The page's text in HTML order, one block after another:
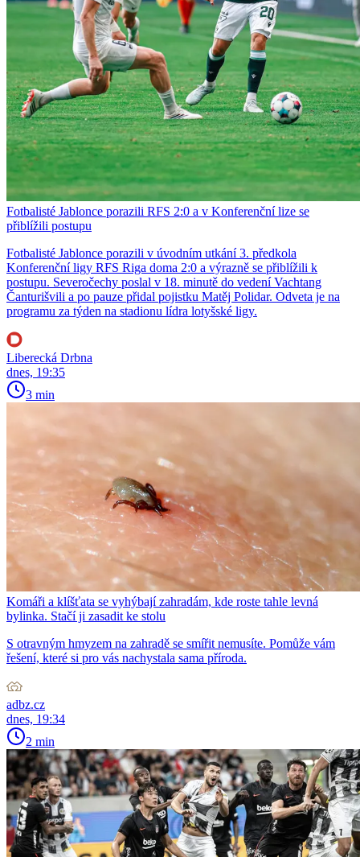
Fotbalisté Jablonce porazili RFS 2:0 a v Konferenční lize se
přiblížili postupu
Fotbalisté Jablonce porazili v úvodním utkání 3. předkola
Konferenční ligy RFS Riga doma 2:0 a výrazně se přiblížili k
postupu. Severočechy poslal v 18. minutě do vedení Vachtang
Čanturišvili a po pauze přidal pojistku Matěj Polidar. Odveta je na
programu za týden na stadionu lídra lotyšské ligy.
Liberecká Drbna
dnes, 19:35
3 min
Komáři a klíšťata se vyhýbají zahradám, kde roste tahle levná
bylinka. Stačí ji zasadit ke stolu
S otravným hmyzem na zahradě se smířit nemusíte. Pomůže vám
řešení, které si pro vás nachystala sama příroda.
adbz.cz
dnes, 19:34
2 min